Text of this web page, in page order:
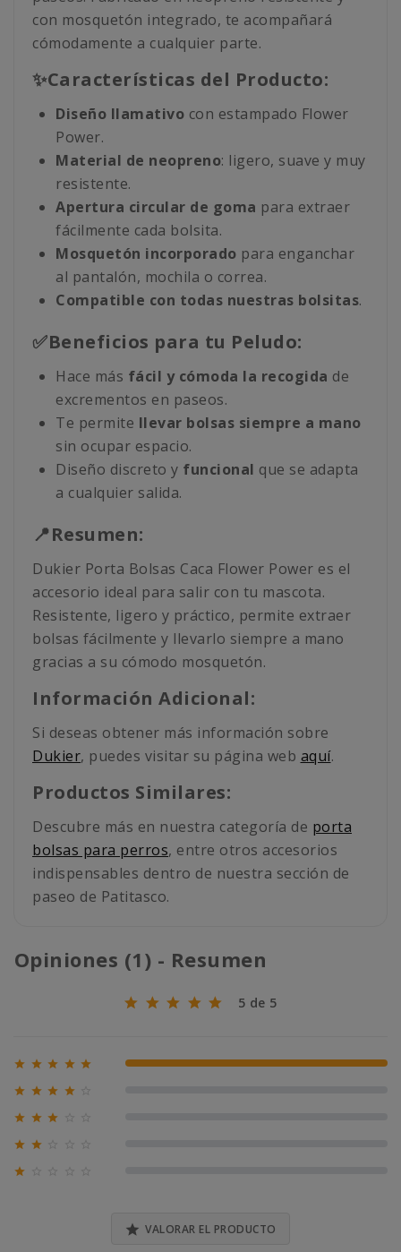
con mosquetón integrado, te acompañará
cómodamente a cualquier parte.
✨Características del Producto:
Diseño llamativo con estampado Flower
Power.
Material de neopreno: ligero, suave y muy
resistente.
Apertura circular de goma para extraer
fácilmente cada bolsita.
Mosquetón incorporado para enganchar
al pantalón, mochila o correa.
Compatible con todas nuestras bolsitas.
✅Beneficios para tu Peludo:
Hace más fácil y cómoda la recogida de
excrementos en paseos.
Te permite llevar bolsas siempre a mano
sin ocupar espacio.
Diseño discreto y funcional que se adapta
a cualquier salida.
📍Resumen:
Dukier Porta Bolsas Caca Flower Power es el
accesorio ideal para salir con tu mascota.
Resistente, ligero y práctico, permite extraer
bolsas fácilmente y llevarlo siempre a mano
gracias a su cómodo mosquetón.
Información Adicional:
Si deseas obtener más información sobre
Dukier, puedes visitar su página web aquí.
Productos Similares:
Descubre más en nuestra categoría de porta
bolsas para perros, entre otros accesorios
indispensables dentro de nuestra sección de
paseo de Patitasco.
Opiniones (1) - Resumen
5 de 5
     100% (1)
   
  
 

 VALORAR EL PRODUCTO